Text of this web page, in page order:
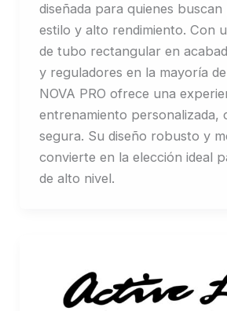
diseñada para quienes buscan
estilo y alto rendimiento. Con
de tubo rectangular en
y reguladores en la mayoría
NOVA PRO ofrece una
entrenamiento personalizada,
segura. Su diseño robusto y
convierte en la elección ideal
de alto nivel.